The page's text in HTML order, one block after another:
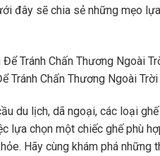
đây sẽ chia sẻ những mẹo
Tránh Chấn Thương Ngoài Trời
du lịch, dã ngoại, các loại
lựa chọn một chiếc ghế phù
Hãy cùng khám phá những